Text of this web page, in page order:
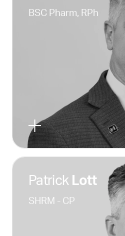
BSC Pharm, RPh
Patrick Lott
SHRM - CP